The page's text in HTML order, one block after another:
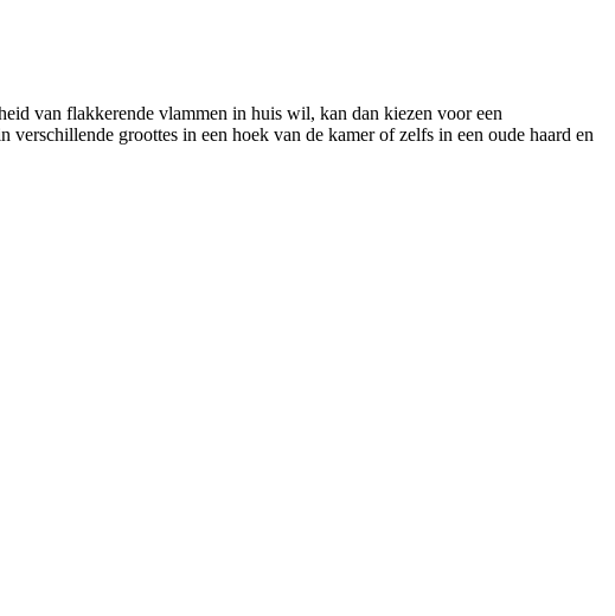
van flakkerende vlammen in huis wil, kan dan kiezen voor een
groottes in een hoek van de kamer of zelfs in een oude haard en